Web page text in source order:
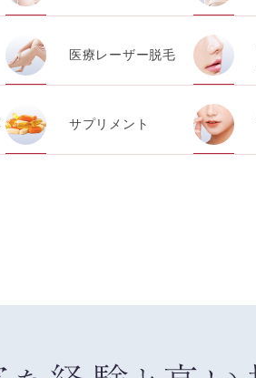
医療レーザー脱毛
サプリメント